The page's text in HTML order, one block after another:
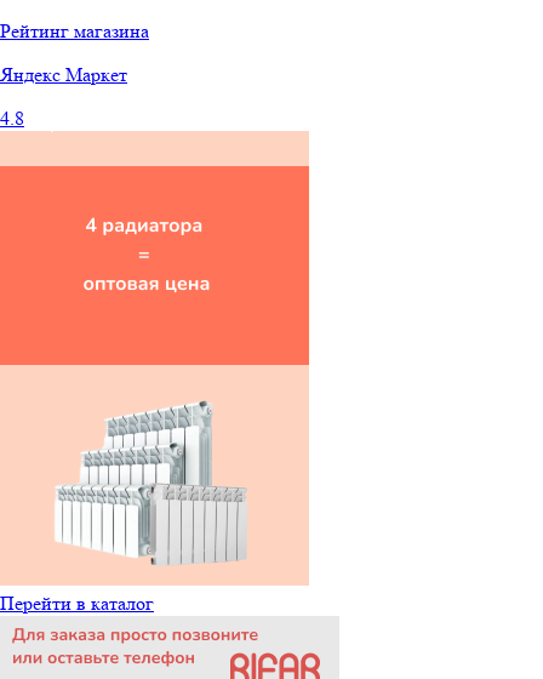
Рейтинг магазина
Яндекс Маркет
4.8
Перейти в каталог